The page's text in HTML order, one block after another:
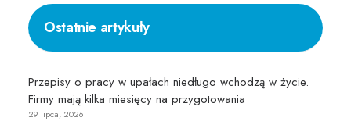
Ostatnie artykuły
Przepisy o pracy w upałach niedługo wchodzą w życie.
Firmy mają kilka miesięcy na przygotowania
29 lipca, 2026